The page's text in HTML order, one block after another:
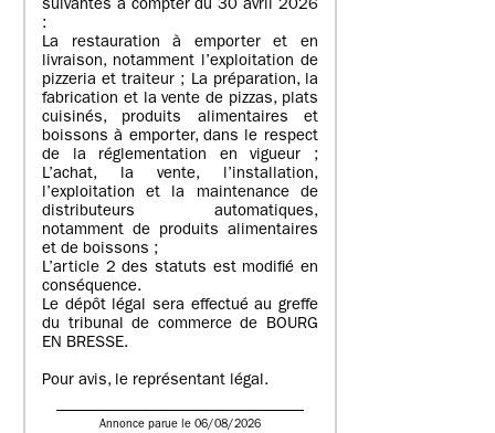
suivantes à compter du 30 avril 2026
:
La restauration à emporter et en
livraison, notamment l’exploitation de
pizzeria et traiteur ; La préparation, la
fabrication et la vente de pizzas, plats
cuisinés, produits alimentaires et
boissons à emporter, dans le respect
de la réglementation en vigueur ;
L’achat, la vente, l’installation,
l’exploitation et la maintenance de
distributeurs automatiques,
notamment de produits alimentaires
et de boissons ;
L’article 2 des statuts est modifié en
conséquence.
Le dépôt légal sera effectué au greffe
du tribunal de commerce de BOURG
EN BRESSE.
Pour avis, le représentant légal.
Annonce parue le 06/08/2026